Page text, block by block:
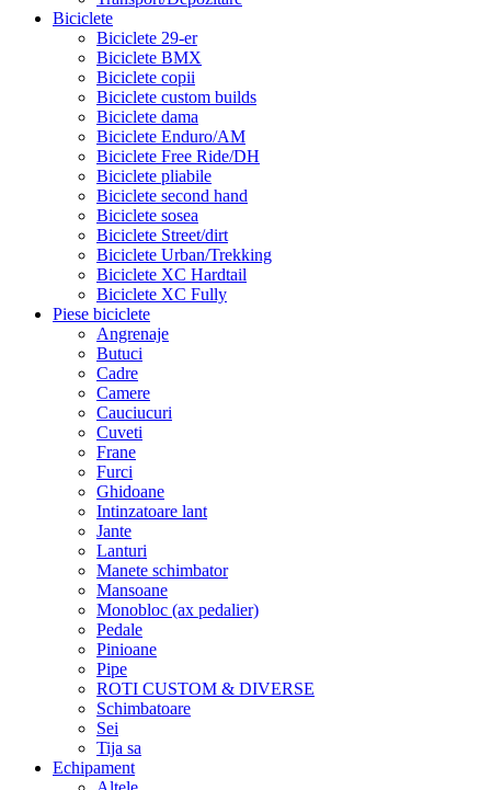
Biciclete
Biciclete 29-er
Biciclete BMX
Biciclete copii
Biciclete custom builds
Biciclete dama
Biciclete Enduro/AM
Biciclete Free Ride/DH
Biciclete pliabile
Biciclete second hand
Biciclete sosea
Biciclete Street/dirt
Biciclete Urban/Trekking
Biciclete XC Hardtail
Biciclete XC Fully
Piese biciclete
Angrenaje
Butuci
Cadre
Camere
Cauciucuri
Cuveti
Frane
Furci
Ghidoane
Intinzatoare lant
Jante
Lanturi
Manete schimbator
Mansoane
Monobloc (ax pedalier)
Pedale
Pinioane
Pipe
ROTI CUSTOM & DIVERSE
Schimbatoare
Sei
Tija sa
Echipament